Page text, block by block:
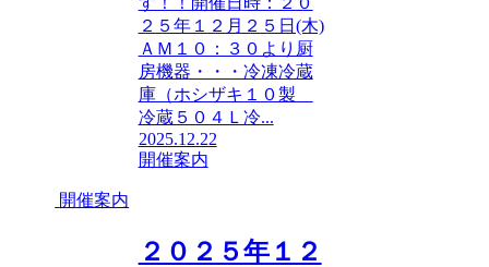
２５年１２月２５日(木)
ＡＭ１０：３０より厨
房機器・・・冷凍冷蔵
庫（ホシザキ１０製
冷蔵５０４Ｌ冷...
2025.12.22
開催案内
開催案内
２０２５年１２